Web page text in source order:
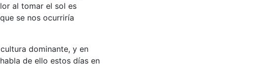
al tomar el sol es
se nos ocurriría
dominante, y en
de ello estos días en